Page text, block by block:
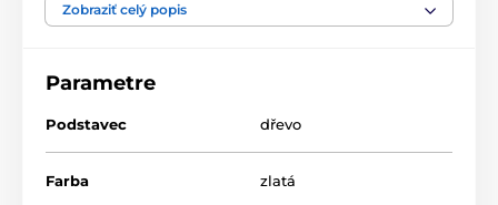
Produkt je zaradený v kategóriách
Zobraziť celý popis
Parametre
Podstavec dřevo
Farba zlatá